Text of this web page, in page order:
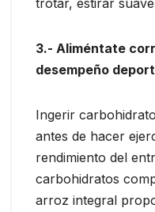
3.- Aliméntate
desempeño
Ingerir
antes de hacer
rendimiento del
carbohidratos
arroz integral